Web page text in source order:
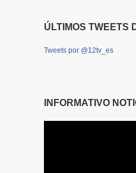
ÚLTIMOS TWEETS
Tweets por @12tv_es
INFORMATIVO